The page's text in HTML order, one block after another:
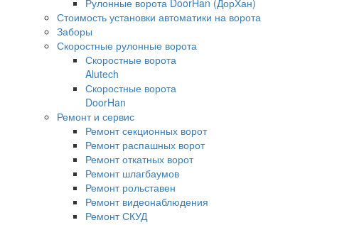
Стоимость установки автоматики на ворота
Заборы
Скоростные рулонные ворота
Скоростные ворота
Alutech
Скоростные ворота
DoorHan
Ремонт и сервис
Ремонт секционных ворот
Ремонт распашных ворот
Ремонт откатных ворот
Ремонт шлагбаумов
Ремонт рольставен
Ремонт видеонаблюдения
Ремонт СКУД